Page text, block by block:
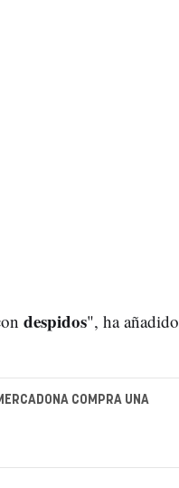
despidos", ha añadido
COMPRA UNA